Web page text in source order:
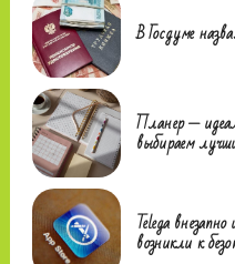
В Госдуме
Планер —
выбираем
Telega
возникли к